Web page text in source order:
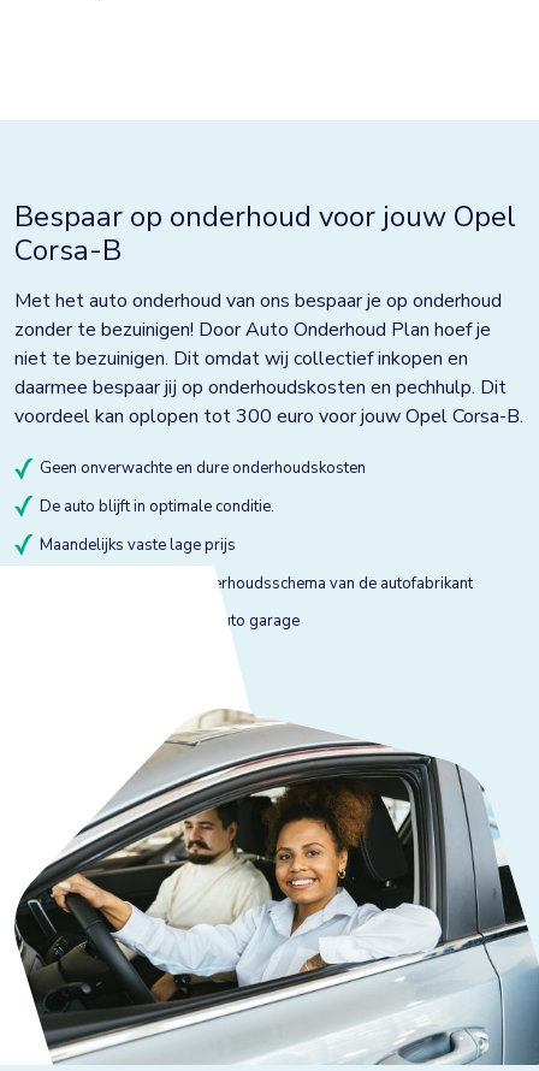
Bespaar op onderhoud voor jouw Opel
Corsa-B
Met het auto onderhoud van ons bespaar je op onderhoud
zonder te bezuinigen! Door Auto Onderhoud Plan hoef je
niet te bezuinigen. Dit omdat wij collectief inkopen en
daarmee bespaar jij op onderhoudskosten en pechhulp. Dit
voordeel kan oplopen tot 300 euro voor jouw Opel Corsa-B.
Geen onverwachte en dure onderhoudskosten
De auto blijft in optimale conditie.
Maandelijks vaste lage prijs
Onderhoud volgens onderhoudsschema van de autofabrikant
Onderhoud bij gekeurde auto garage